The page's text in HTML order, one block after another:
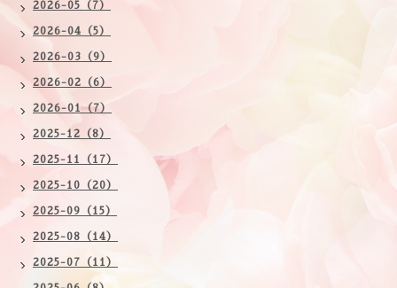
2026-05（7）
2026-04（5）
2026-03（9）
2026-02（6）
2026-01（7）
2025-12（8）
2025-11（17）
2025-10（20）
2025-09（15）
2025-08（14）
2025-07（11）